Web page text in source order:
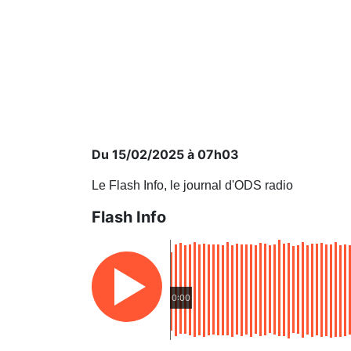
Du 15/02/2025 à 07h03
Le Flash Info, le journal d'ODS radio
Flash Info
0:00